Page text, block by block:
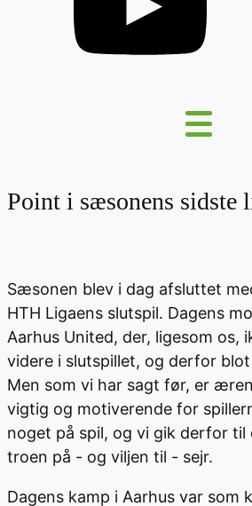
Point i sæsonens sidste
Sæsonen blev i dag afsluttet
HTH Ligaens slutspil. Dagens
Aarhus United, der, ligesom os,
videre i slutspillet, og derfor
Men som vi har sagt før, er
vigtig og motiverende for
noget på spil, og vi gik derfor til
troen på - og viljen til - sejr.
Dagens kamp i Aarhus var som